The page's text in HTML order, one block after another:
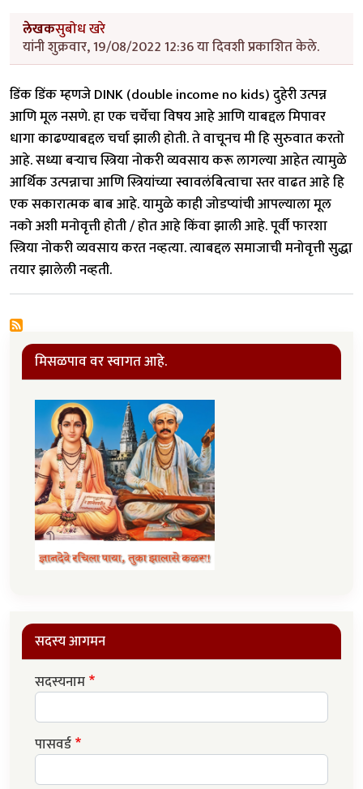
लेखकसुबोध खरे
यांनी शुक्रवार, 19/08/2022 12:36 या दिवशी प्रकाशित केले.
डिंक डिंक म्हणजे DINK (double income no kids) दुहेरी उत्पन्न
आणि मूल नसणे. हा एक चर्चेचा विषय आहे आणि याबद्दल मिपावर
धागा काढण्याबद्दल चर्चा झाली होती. ते वाचूनच मी हि सुरुवात करतो
आहे. सध्या बऱ्याच स्त्रिया नोकरी व्यवसाय करू लागल्या आहेत त्यामुळे
आर्थिक उत्पन्नाचा आणि स्त्रियांच्या स्वावलंबित्वाचा स्तर वाढत आहे हि
एक सकारात्मक बाब आहे. यामुळे काही जोडप्यांची आपल्याला मूल
नको अशी मनोवृत्ती होती / होत आहे किंवा झाली आहे. पूर्वी फारशा
स्त्रिया नोकरी व्यवसाय करत नव्हत्या. त्याबद्दल समाजाची मनोवृत्ती सुद्धा
तयार झालेली नव्हती.
मिसळपाव वर स्वागत आहे.
सदस्य आगमन
सदस्यनाम
पासवर्ड